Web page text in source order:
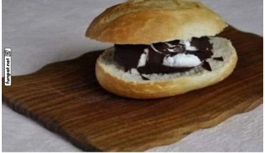
Anzeige
Bosch Gartenschere
EasyShear...